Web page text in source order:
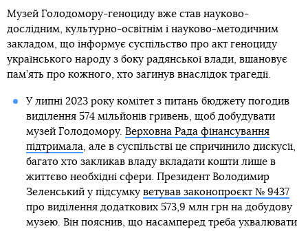
Музей Голодомору-геноциду вже став науково-
дослідним, культурно-освітнім і науково-методичним
закладом, що інформує суспільство про акт геноциду
українського народу з боку радянської влади, вшановує
пам’ять про кожного, хто загинув внаслідок трагедії.
У липні 2023 року комітет з питань бюджету погодив
виділення 574 мільйонів гривень, щоб добудувати
музей Голодомору. Верховна Рада фінансування
підтримала , але в суспільстві це спричинило дискусії,
багато хто закликав владу вкладати кошти лише в
життєво необхідні сфери. Президент Володимир
Зеленський у підсумку ветував законопроєкт № 9437
про виділення додаткових 573,9 млн грн на добудову
музею. Він пояснив, що насамперед треба ухвалювати